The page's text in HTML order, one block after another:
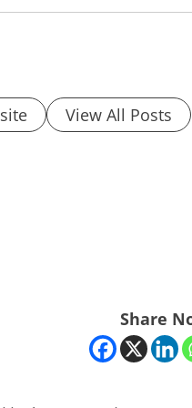
View All Posts
Share